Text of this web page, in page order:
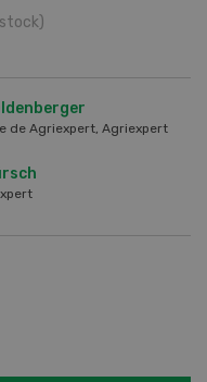
de Agriexpert, Agriexpert